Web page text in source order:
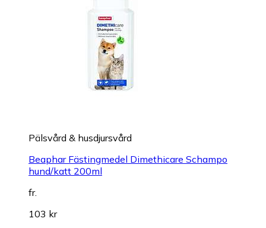
Pälsvård & husdjursvård
Beaphar Fästingmedel Dimethicare Schampo
hund/katt 200ml
fr.
103 kr